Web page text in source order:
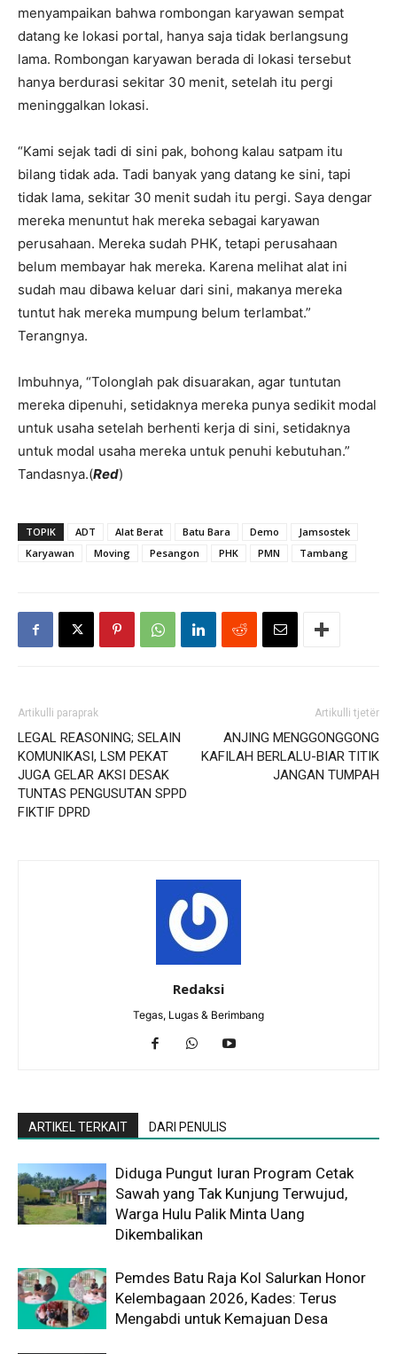
menyampaikan bahwa rombongan karyawan sempat
datang ke lokasi portal, hanya saja tidak berlangsung
lama. Rombongan karyawan berada di lokasi tersebut
hanya berdurasi sekitar 30 menit, setelah itu pergi
meninggalkan lokasi.
“Kami sejak tadi di sini pak, bohong kalau satpam itu
bilang tidak ada. Tadi banyak yang datang ke sini, tapi
tidak lama, sekitar 30 menit sudah itu pergi. Saya dengar
mereka menuntut hak mereka sebagai karyawan
perusahaan. Mereka sudah PHK, tetapi perusahaan
belum membayar hak mereka. Karena melihat alat ini
sudah mau dibawa keluar dari sini, makanya mereka
tuntut hak mereka mumpung belum terlambat.”
Terangnya.
Imbuhnya, “Tolonglah pak disuarakan, agar tuntutan
mereka dipenuhi, setidaknya mereka punya sedikit modal
untuk usaha setelah berhenti kerja di sini, setidaknya
untuk modal usaha mereka untuk penuhi kebutuhan.”
Tandasnya.(Red)
TOPIK ADT Alat Berat Batu Bara Demo
Jamsostek
Karyawan
Moving Pesangon PHK PMN Tambang
Artikulli paraprak
LEGAL REASONING; SELAIN
KOMUNIKASI, LSM PEKAT
JUGA GELAR AKSI DESAK
TUNTAS PENGUSUTAN SPPD
FIKTIF DPRD
Artikulli tjetër
ANJING MENGGONGGONG
KAFILAH BERLALU-BIAR TITIK
JANGAN TUMPAH
Redaksi
Tegas, Lugas & Berimbang
ARTIKEL TERKAIT DARI PENULIS
Diduga Pungut Iuran Program Cetak
Sawah yang Tak Kunjung Terwujud,
Warga Hulu Palik Minta Uang
Dikembalikan
Pemdes Batu Raja Kol Salurkan Honor
Kelembagaan 2026, Kades: Terus
Mengabdi untuk Kemajuan Desa